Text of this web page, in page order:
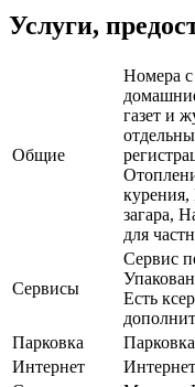
Услуги,
Общие
Номера с
газет и
загара,
для
Сервисы
Сервис
Есть
Парковка
Интернет